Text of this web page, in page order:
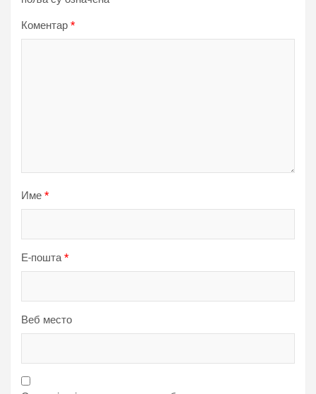
Коментар *
Име *
Е-пошта*
Веб место